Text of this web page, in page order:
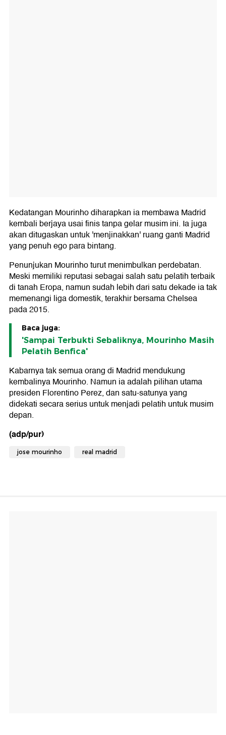
Kedatangan Mourinho diharapkan ia membawa Madrid
kembali berjaya usai finis tanpa gelar musim ini. Ia juga
akan ditugaskan untuk 'menjinakkan' ruang ganti Madrid
yang penuh ego para bintang.
Penunjukan Mourinho turut menimbulkan perdebatan.
Meski memiliki reputasi sebagai salah satu pelatih terbaik
di tanah Eropa, namun sudah lebih dari satu dekade ia tak
memenangi liga domestik, terakhir bersama Chelsea
pada 2015.
Baca juga:
'Sampai Terbukti Sebaliknya, Mourinho Masih
Pelatih Benfica'
Kabarnya tak semua orang di Madrid mendukung
kembalinya Mourinho. Namun ia adalah pilihan utama
presiden Florentino Perez, dan satu-satunya yang
didekati secara serius untuk menjadi pelatih untuk musim
depan.
(adp/pur)
jose mourinho real madrid